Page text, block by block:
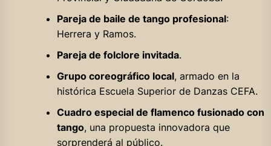
Pareja de baile de tango profesional:
Herrera y Ramos.
Pareja de folclore invitada.
Grupo coreográfico local, armado en la
histórica Escuela Superior de Danzas CEFA.
Cuadro especial de flamenco fusionado con
tango, una propuesta innovadora que
sorprenderá al público.